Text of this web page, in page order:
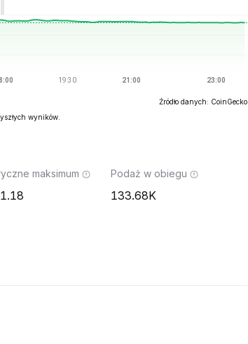
Źródło danych: CoinGecko
wyników.
maksimum
1.18
Podaż w obiegu
133.68K